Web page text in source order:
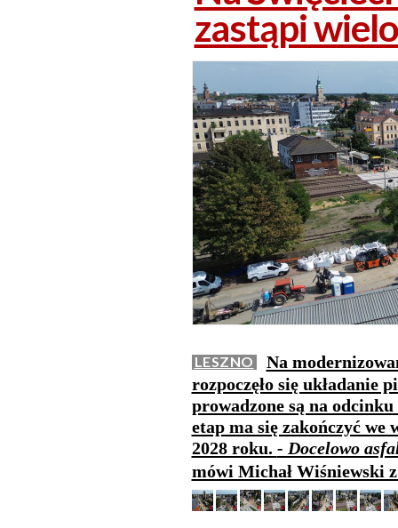
zastąpi
LESZNO
Na
rozpoczęło się układanie
prowadzone są na
etap ma się zakończyć we
2028 roku. - Docelowo
mówi Michał Wiśniewski